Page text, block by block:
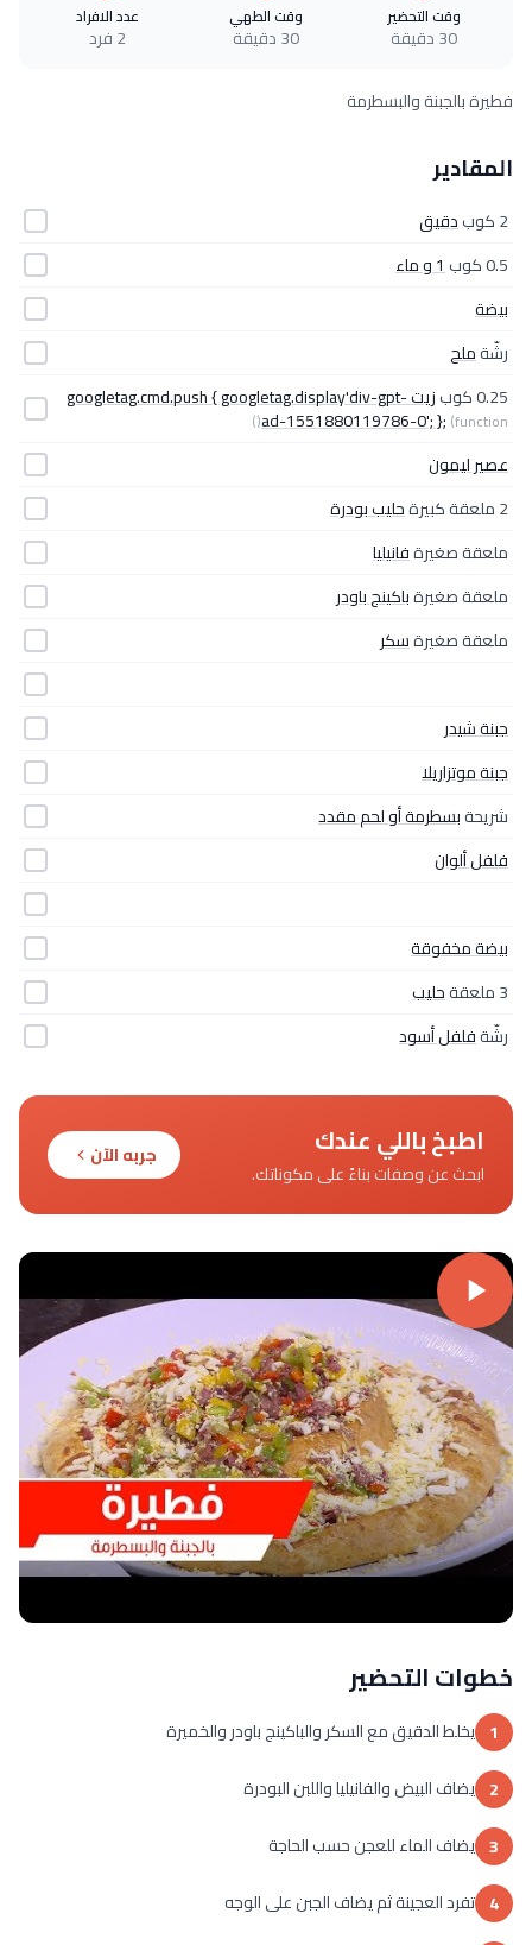
وقت التحضير
30 دقيقة
وقت الطهي
30 دقيقة
عدد الافراد
2 فرد
فطيرة بالجبنة والبسطرمة
المقادير
2 كوب
دقيق
0.5 كوب
1 و ماء
بيضة
رشّةملح
0.25 كوب
زيت googletag.cmd.push { googletag.display'div-gpt-
ad-1551880119786-0'; }; (function()
عصير ليمون
2 ملعقة كبيرة
حليب بودرة
ملعقة صغيرةفانيليا
ملعقة صغيرةباكينج باودر
ملعقة صغيرةسكر
جبنة شيدر
جبنة موتزاريلا
شريحةبسطرمة أو لحم مقدد
فلفل ألوان
بيضة مخفوقة
3 ملعقة
حليب
رشّةفلفل أسود
اطبخ باللي عندك
ابحث عن وصفات بناءً على مكوناتك.
جربه الآن
خطوات التحضير
1 يخلط الدقيق مع السكر والباكينج باودر والخميرة
2 يضاف البيض والفانيليا واللبن البودرة
3 يضاف الماء للعجن حسب الحاجة
4 تفرد العجينة ثم يضاف الجبن على الوجه